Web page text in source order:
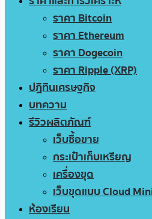
ราคา Bitcoin
ราคา Ethereum
ราคา Dogecoin
ราคา Ripple (XRP)
ปฏิทินเศรษฐกิจ
บทความ
รีวิวผลิตภัณฑ์
เว็บซื้อขาย
กระเป๋าเก็บเหรียญ
เครื่องขุด
เว็บขุดแบบ Cloud
ห้องเรียน